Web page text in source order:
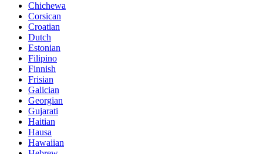
Chichewa
Corsican
Croatian
Dutch
Estonian
Filipino
Finnish
Frisian
Galician
Georgian
Gujarati
Haitian
Hausa
Hawaiian